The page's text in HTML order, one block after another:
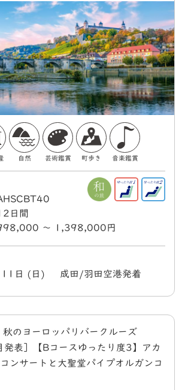
自然 芸術鑑賞 町歩き 音楽鑑賞
日間
〜 1,398,000円
日 (日) 成田/羽田空港発着
秋のヨーロッパリバークルーズ
発表］【Bコースゆったり度3】アカ
ンサートと大聖堂パイプオルガンコ